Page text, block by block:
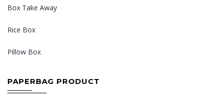
Box Take Away
Rice Box
Pillow Box
PAPERBAG PRODUCT